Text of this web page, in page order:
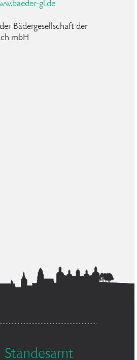
gl.de
Bädergesellschaft der
mbH
Standesamt